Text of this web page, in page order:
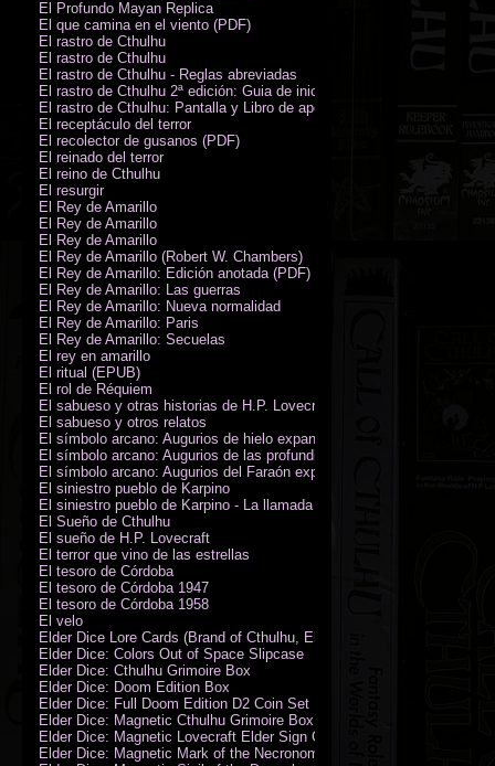
El Profundo Mayan Replica
El que camina en el viento (PDF)
El rastro de Cthulhu
El rastro de Cthulhu
El rastro de Cthulhu - Reglas abreviadas
El rastro de Cthulhu 2ª edición: Guia de inicio (PDF)
El rastro de Cthulhu: Pantalla y Libro de apoyo del Guardián
El receptáculo del terror
El recolector de gusanos (PDF)
El reinado del terror
El reino de Cthulhu
El resurgir
El Rey de Amarillo
El Rey de Amarillo
El Rey de Amarillo
El Rey de Amarillo (Robert W. Chambers)
El Rey de Amarillo: Edición anotada (PDF)
El Rey de Amarillo: Las guerras
El Rey de Amarillo: Nueva normalidad
El Rey de Amarillo: Paris
El Rey de Amarillo: Secuelas
El rey en amarillo
El ritual (EPUB)
El rol de Réquiem
El sabueso y otras historias de H.P. Lovecraft
El sabueso y otros relatos
El símbolo arcano: Augurios de hielo expansión
El símbolo arcano: Augurios de las profundidades expansión
El símbolo arcano: Augurios del Faraón expansión
El siniestro pueblo de Karpino
El siniestro pueblo de Karpino - La llamada de Cthulhu
El Sueño de Cthulhu
El sueño de H.P. Lovecraft
El terror que vino de las estrellas
El tesoro de Córdoba
El tesoro de Córdoba 1947
El tesoro de Córdoba 1958
El velo
Elder Dice Lore Cards (Brand of Cthulhu, Elder Sign, Astral Elder Sign)
Elder Dice: Colors Out of Space Slipcase
Elder Dice: Cthulhu Grimoire Box
Elder Dice: Doom Edition Box
Elder Dice: Full Doom Edition D2 Coin Set
Elder Dice: Magnetic Cthulhu Grimoire Box
Elder Dice: Magnetic Lovecraft Elder Sign Grimoire Box
Elder Dice: Magnetic Mark of the Necronomicon Grimoire Box